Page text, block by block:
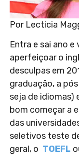
Por Lecticia
Entra e sai ano
aperfeiçoar o
desculpas em
graduação, a
seja de idiomas)
bom começar a
das
seletivos teste
geral, o TOEFL